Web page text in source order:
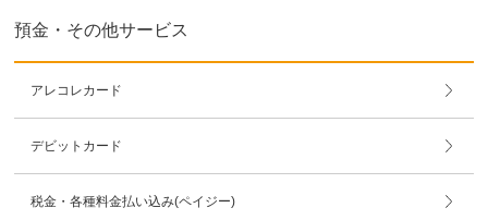
預金・その他サービス
アレコレカード
デビットカード
税金・各種料金払い込み(ペイジー)